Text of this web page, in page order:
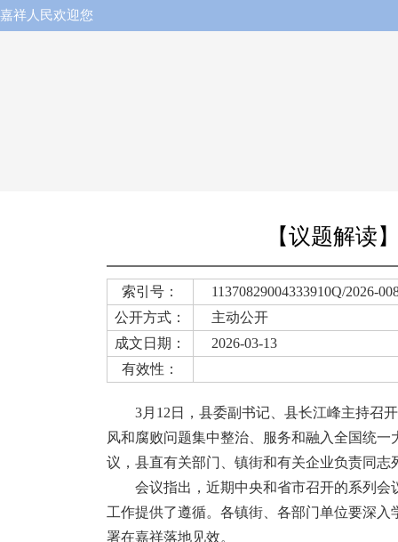
嘉祥人民欢迎您
【议题解读
索引号：
11370829004333910Q/2026-
公开方式：
主动公开
成文日期：
2026-03-13
有效性：
3月12日，县委副书记、县长江峰主持召
风和腐败问题集中整治、服务和融入全国统
议，县直有关部门、镇街和有关企业负责同志
会议指出，近期中央和省市召开的系列
工作提供了遵循。各镇街、各部门单位要深
署在嘉祥落地见效。